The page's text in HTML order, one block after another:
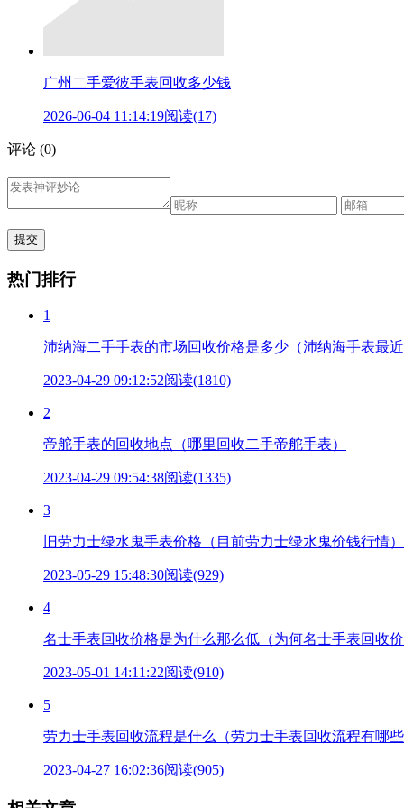
广州二手爱彼手表回收多少钱
2026-06-04 11:14:19阅读(17)
评论 (0)
热门排行
1
沛纳海二手手表的市场回收价格是多少（沛纳海手表最近
2023-04-29 09:12:52阅读(1810)
2
帝舵手表的回收地点（哪里回收二手帝舵手表）
2023-04-29 09:54:38阅读(1335)
3
旧劳力士绿水鬼手表价格（目前劳力士绿水鬼价钱行情）
2023-05-29 15:48:30阅读(929)
4
名士手表回收价格是为什么那么低（为何名士手表回收价
2023-05-01 14:11:22阅读(910)
5
劳力士手表回收流程是什么（劳力士手表回收流程有哪些
2023-04-27 16:02:36阅读(905)